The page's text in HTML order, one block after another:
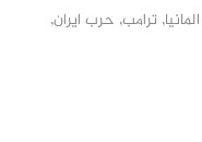
المانيا, ترامب, حرب ايران,